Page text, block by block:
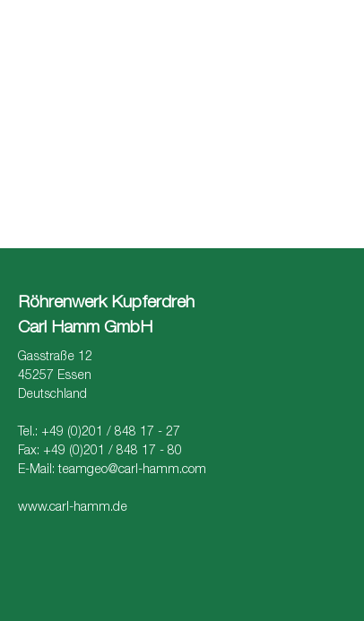
Röhrenwerk Kupferdreh
Carl Hamm GmbH
Gasstraße 12
45257 Essen
Deutschland
Tel.: +49 (0)201 / 848 17 - 27
Fax: +49 (0)201 / 848 17 - 80
E-Mail:teamgeo@carl-hamm.com
www.carl-hamm.de